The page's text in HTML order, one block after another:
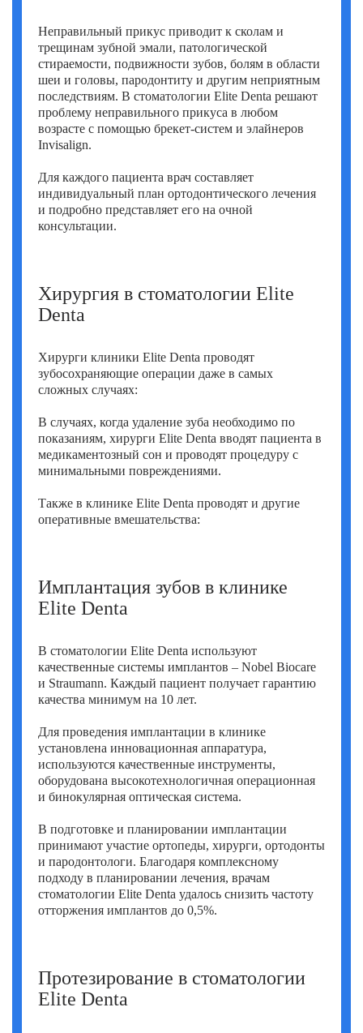
Неправильный прикус приводит к сколам и
трещинам зубной эмали, патологической
стираемости, подвижности зубов, болям в области
шеи и головы, пародонтиту и другим неприятным
последствиям. В стоматологии Elite Denta решают
проблему неправильного прикуса в любом
возрасте с помощью брекет-систем и элайнеров
Invisalign.
Для каждого пациента врач составляет
индивидуальный план ортодонтического лечения
и подробно представляет его на очной
консультации.
Хирургия в стоматологии Elite
Denta
Хирурги клиники Elite Denta проводят
зубосохраняющие операции даже в самых
сложных случаях:
В случаях, когда удаление зуба необходимо по
показаниям, хирурги Elite Denta вводят пациента в
медикаментозный сон и проводят процедуру с
минимальными повреждениями.
Также в клинике Elite Denta проводят и другие
оперативные вмешательства:
Имплантация зубов в клинике
Elite Denta
В стоматологии Elite Denta используют
качественные системы имплантов – Nobel Biocare
и Straumann. Каждый пациент получает гарантию
качества минимум на 10 лет.
Для проведения имплантации в клинике
установлена инновационная аппаратура,
используются качественные инструменты,
оборудована высокотехнологичная операционная
и бинокулярная оптическая система.
В подготовке и планировании имплантации
принимают участие ортопеды, хирурги, ортодонты
и пародонтологи. Благодаря комплексному
подходу в планировании лечения, врачам
стоматологии Elite Denta удалось снизить частоту
отторжения имплантов до 0,5%.
Протезирование в стоматологии
Elite Denta